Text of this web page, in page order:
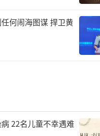
何闹海图谋 捍卫黄
22名儿童不幸遇难